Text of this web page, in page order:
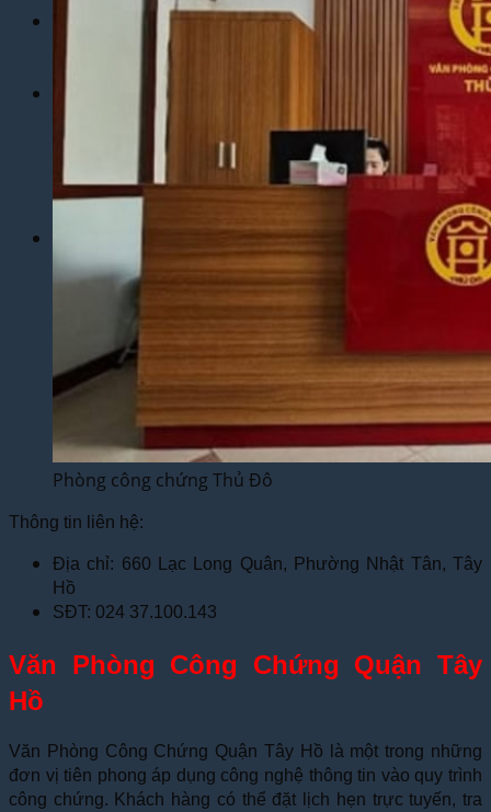
Dịch Vụ
Dịch Thuật Phim – Phụ Đề Video Clip
Dịch Vụ Hợp Pháp Hóa Lãnh Sự
Blog
Tuyển Dụng
Chia Sẻ Kinh Nghiệm
Góc Tự Học
Mẫu Dịch Thuật
Liên Hệ & Thanh toán
Phòng công chứng Thủ Đô
Thông tin liên hệ:
Địa chỉ: 660 Lạc Long Quân, Phường Nhật Tân, Tây
Hồ
SĐT: 024 37.100.143
Văn Phòng Công Chứng Quận Tây
Hồ
Văn Phòng Công Chứng Quận Tây Hồ là một trong những
đơn vị tiên phong áp dụng công nghệ thông tin vào quy trình
công chứng. Khách hàng có thể đặt lịch hẹn trực tuyến, tra